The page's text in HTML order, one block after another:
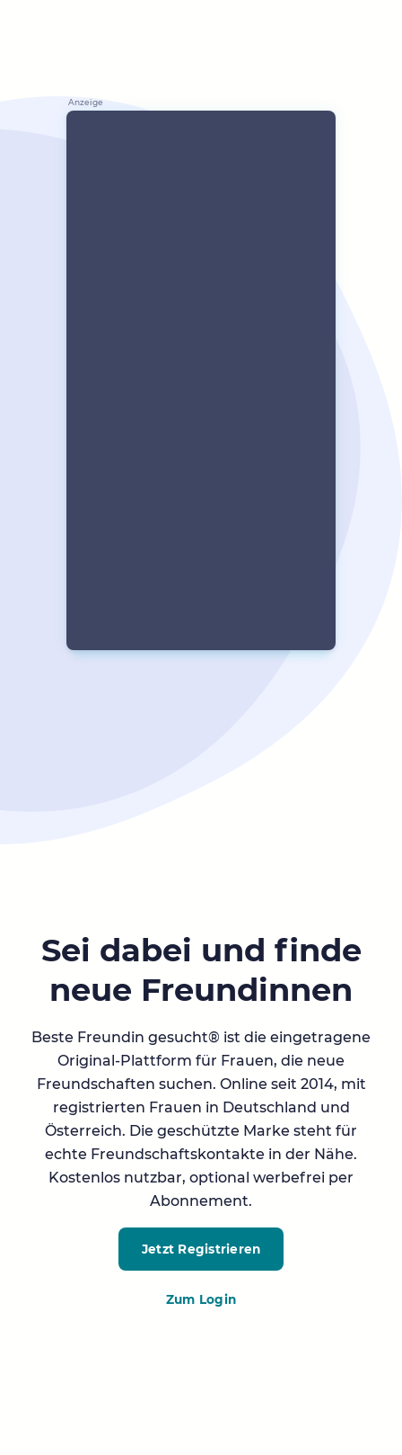
Sei dabei und finde
neue Freundinnen
Beste Freundin gesucht® ist die eingetragene
Original-Plattform für Frauen, die neue
Freundschaften suchen. Online seit 2014, mit
registrierten Frauen in Deutschland und
Österreich. Die geschützte Marke steht für
echte Freundschaftskontakte in der Nähe.
Kostenlos nutzbar, optional werbefrei per
Abonnement.
Jetzt Registrieren
Zum Login